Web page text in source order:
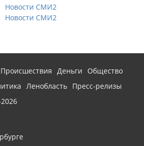
Новости СМИ2
Новости СМИ2
Происшествия Деньги
Общество
Ленобласть Пресс-релизы